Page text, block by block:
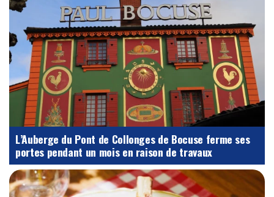
L’Auberge du Pont de Collonges de Bocuse ferme ses
portes pendant un mois en raison de travaux